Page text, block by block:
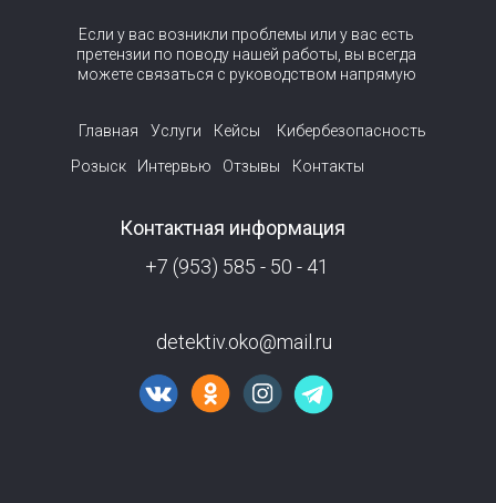
Главная Услуги Кейсы
Кибербезопасность
Интервью
Отзывы Контакты
Розыск
detektiv.oko@mail.ru
+7 (953) 585 - 50 - 41
Контактная информация
Если у вас возникли проблемы или у вас есть
претензии по поводу нашей работы, вы всегда
можете связаться с руководством напрямую